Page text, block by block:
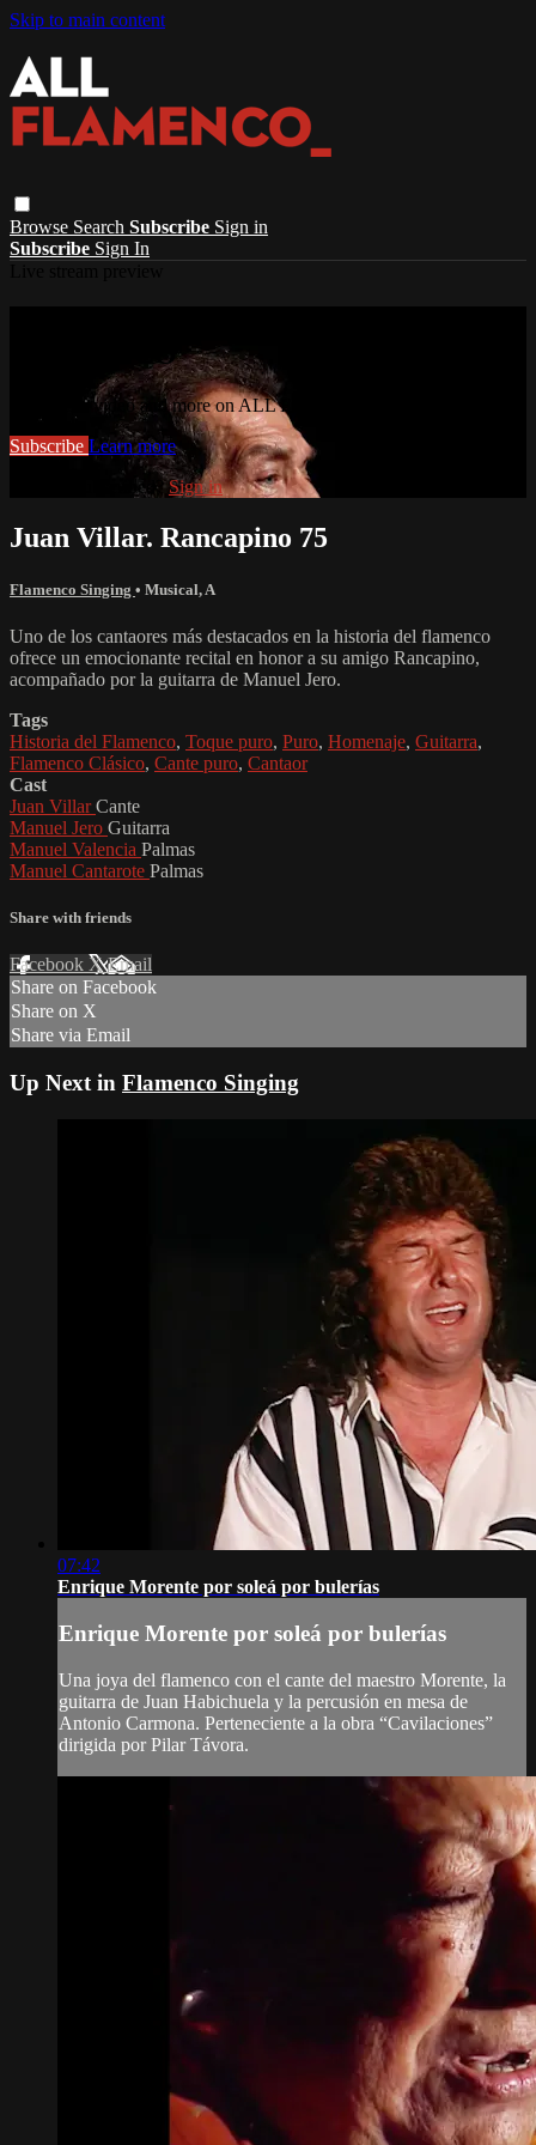
Skip to main content
Browse Search Subscribe Sign in
Subscribe Sign In
FLAMENCO
Watch this video and more on ALL FLAMENCO
Subscribe Learn more
Already subscribed?Sign in
Juan Villar. Rancapino 75
Flamenco Singing • Musical, A
Uno de los cantaores más destacados en la historia del flamenco
ofrece un emocionante recital en honor a su amigo Rancapino,
acompañado por la guitarra de Manuel Jero.
Tags
Historia del Flamenco, Toque puro, Puro, Homenaje, Guitarra,
Flamenco Clásico, Cante puro, Cantaor
Cast
Juan VillarCante
Manuel Jero Guitarra
Manuel Valencia Palmas
Manuel Cantarote Palmas
Share with friends
Facebook XEmail
Share on Facebook
Share on X
Share via Email
Up Next in Flamenco Singing
07:42
Enrique Morente por soleá por bulerías
Enrique Morente por soleá por bulerías
Una joya del flamenco con el cante del maestro Morente, la
guitarra de Juan Habichuela y la percusión en mesa de
Antonio Carmona. Perteneciente a la obra “Cavilaciones”
dirigida por Pilar Távora.